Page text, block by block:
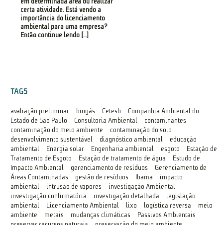
certa atividade. Está vendo a
importância do licenciamento
ambiental para uma empresa?
Então continue lendo […]
TAGS
avaliação preliminar biogás Cetesb
Companhia Ambiental do
Estado de São Paulo
Consultoria Ambiental
contaminantes
contaminação do meio ambiente
contaminação do solo
desenvolvimento sustentável
diagnóstico ambiental
educação
ambiental
Energia solar Engenharia ambiental esgoto
Estação de
Tratamento de Esgoto
Estação de tratamento de água
Estudo de
Impacto Ambiental
gerenciamento de resíduos
Gerenciamento de
Áreas Contaminadas
gestão de resíduos Ibama
impacto
ambiental
intrusão de vapores
investigação Ambiental
investigação confirmatória
investigação detalhada
legislação
ambiental
Licenciamento Ambiental lixo logística reversa
meio
ambiente
metais mudanças climáticas
Passivos Ambientais